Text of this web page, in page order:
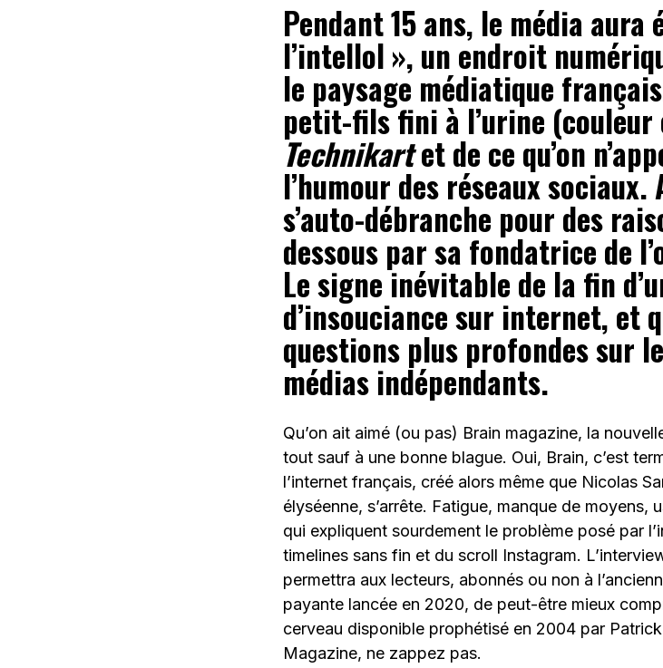
Pendant 15 ans, le média aura
l’intellol », un endroit
le paysage médiatique
petit-fils fini à l’urine (couleur
Technikartet de ce qu’on
l’humour des réseaux sociaux.
s’auto-débranche pour des
dessous par sa fondatrice de
Le signe inévitable de la fin
d’insouciance sur internet, et
questions plus profondes sur
médias indépendants.
Qu’on ait aimé (ou pas) Brain magazine, la
tout sauf à une bonne blague. Oui, Brain, c’est
l’internet français, créé alors même que Nicolas
élyséenne, s’arrête. Fatigue, manque de moyens,
qui expliquent sourdement le problème posé par
timelines sans fin et du scroll Instagram.
permettra aux lecteurs, abonnés ou non à
payante lancée en 2020, de peut-être mieux
cerveau disponible prophétisé en 2004 par
Magazine, ne zappez pas.